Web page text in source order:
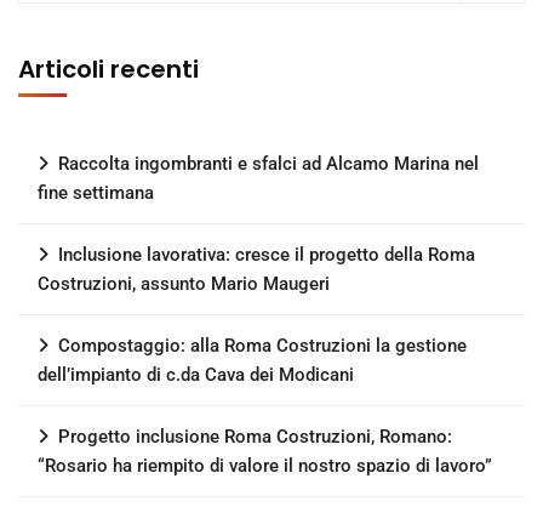
Articoli recenti
Raccolta ingombranti e sfalci ad Alcamo Marina nel
fine settimana
Inclusione lavorativa: cresce il progetto della Roma
Costruzioni, assunto Mario Maugeri
Compostaggio: alla Roma Costruzioni la gestione
dell’impianto di c.da Cava dei Modicani
Progetto inclusione Roma Costruzioni, Romano:
“Rosario ha riempito di valore il nostro spazio di lavoro”